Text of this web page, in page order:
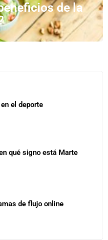
de la
el deporte
qué signo está Marte
de flujo online